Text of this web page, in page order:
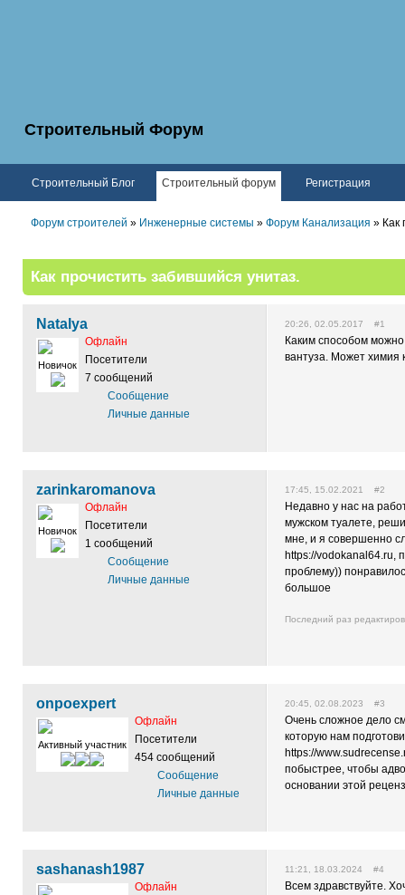
Строительный Форум
Строительный Блог Строительный форум Регистрация
Форум строителей » Инженерные системы » Форум Канализация » Как
Как прочистить забившийся унитаз.
Natalya
Новичок
Офлайн
Посетители
7 сообщений
Сообщение
Личные данные
20:26, 02.05.2017 #1
Каким способом
вантуза. Может химия
zarinkaromanova
Новичок
Офлайн
Посетители
1 сообщений
Сообщение
Личные данные
17:45, 15.02.2021 #2
Недавно у нас на
мужском туалете,
мне, и я совершенно
https://vodokanal64.ru,
проблему))
большое
Последний раз
onpoexpert
Активный участник
Офлайн
Посетители
454 сообщений
Сообщение
Личные данные
20:45, 02.08.2023 #3
Очень сложное дело
которую нам
https://
побыстрее, чтобы
основании этой
sashanash1987
Офлайн
11:21, 18.03.2024 #4
Всем здравствуйте.